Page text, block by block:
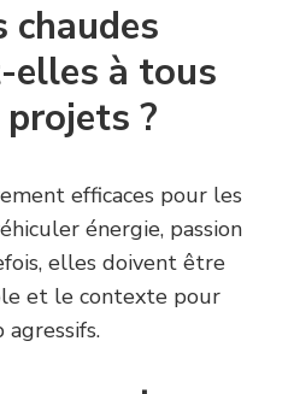
chaudes
elles à tous
?
efficaces pour les
énergie, passion
elles doivent être
et le contexte pour